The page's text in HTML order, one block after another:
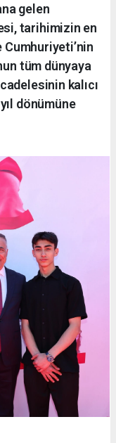
gelen
tarihimizin en
tüm dünyaya
kalıcı
dönümüne